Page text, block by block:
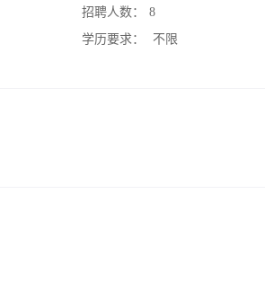
招聘人数：
8
学历要求：
不限